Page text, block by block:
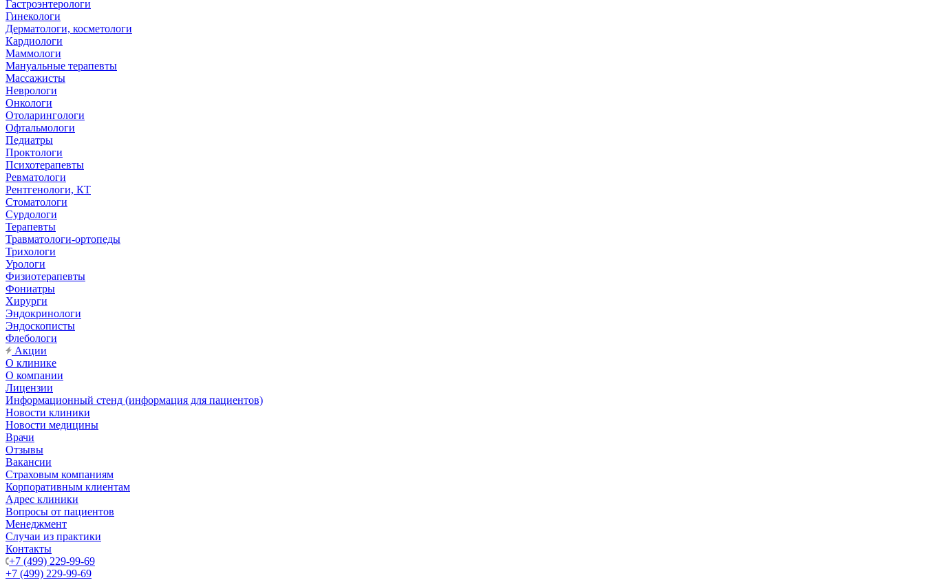
Гастроэнтерологи
Гинекологи
Дерматологи, косметологи
Кардиологи
Маммологи
Мануальные терапевты
Массажисты
Неврологи
Онкологи
Отоларингологи
Офтальмологи
Педиатры
Проктологи
Психотерапевты
Ревматологи
Рентгенологи, КТ
Стоматологи
Сурдологи
Терапевты
Травматологи-ортопеды
Трихологи
Урологи
Физиотерапевты
Фониатры
Хирурги
Эндокринологи
Эндоскописты
Флебологи
Акции
О клинике
О компании
Лицензии
Информационный стенд (информация для пациентов)
Новости клиники
Новости медицины
Врачи
Отзывы
Вакансии
Страховым компаниям
Корпоративным клиентам
Адрес клиники
Вопросы от пациентов
Менеджмент
Случаи из практики
Контакты
+7 (499) 229-99-69
+7 (499) 229-99-69